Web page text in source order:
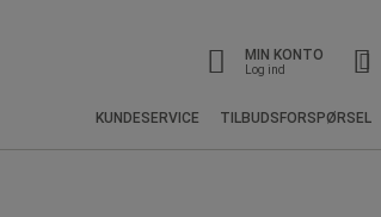
MIN KONTO
Log ind
KUNDESERVICE TILBUDSFORSPØRSEL